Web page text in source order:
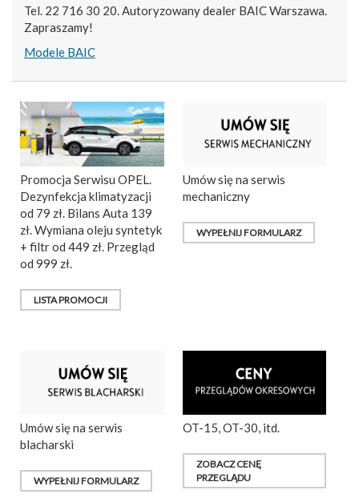
Tel. 22 716 30 20. Autoryzowany dealer BAIC Warszawa.
Zapraszamy!
Modele BAIC
Promocja Serwisu OPEL.
Dezynfekcja klimatyzacji
od 79 zł. Bilans Auta 139
zł. Wymiana oleju syntetyk
+ filtr od 449 zł. Przegląd
od 999 zł.
LISTA PROMOCJI
Umów się na serwis
mechaniczny
WYPEŁNIJ FORMULARZ
Umów się na serwis
blacharski
WYPEŁNIJ FORMULARZ
OT-15, OT-30, itd.
ZOBACZ CENĘ
PRZEGLĄDU